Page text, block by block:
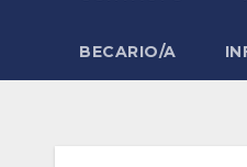
BECARIO/A